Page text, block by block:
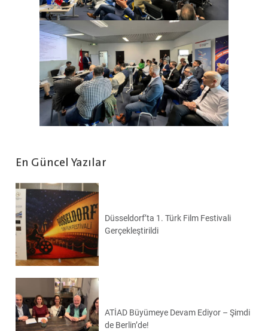
En Güncel Yazılar
Düsseldorf’ta 1. Türk Film Festivali
Gerçekleştirildi
ATİAD Büyümeye Devam Ediyor – Şimdi
de Berlin’de!